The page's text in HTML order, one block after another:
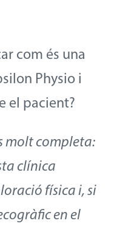
com és una
Physio i
el pacient?
molt completa:
clínica
física i, si
en el